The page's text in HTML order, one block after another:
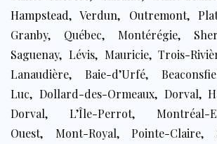
Hampstead,Verdun, Outremont,
Granby, Québec, Montérégie,
Saguenay, Lévis, Mauricie, Trois-
Lanaudière, Baie-d’Urfé,
Luc, Dollard-des-Ormeaux, Dorval,
Dorval, L’Île-Perrot, Montréal-
Ouest, Mont-Royal, Pointe-Claire,